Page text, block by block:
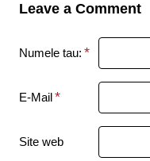
Leave a Comment
Numele tau:
E-Mail
Site web